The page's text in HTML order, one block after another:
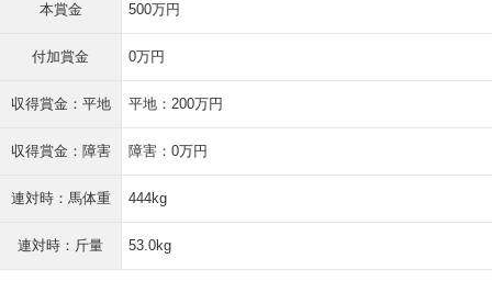
本賞金 500万円
付加賞金 0万円
収得賞金：平地 平地：200万円
収得賞金：障害 障害：0万円
連対時：馬体重 444kg
連対時：斤量 53.0kg